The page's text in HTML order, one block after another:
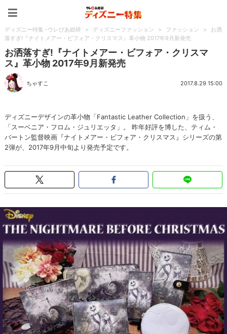
ディズニー特集 -ウレぴあ総研 > ディズニーファッション > ファッション >
お洒
落すぎ!『ナイトメアー・ビフォア・クリスマス』革小物 2017年9月新発売
お洒落すぎ!『ナイトメアー・ビフォア・クリスマ
ス』革小物 2017年9月新発売
ちゃすこ 2017.8.29 15:00
ディズニーデザインの革小物「Fantastic Leather Collection」を扱う、
「スーベニア・フロム・ジュリエッタ」。 昨年好評を博した、ティム・
バートン監督映画『ナイトメアー・ビフォア・クリスマス』シリーズの第
2弾が、2017年9月中旬より発売予定です。